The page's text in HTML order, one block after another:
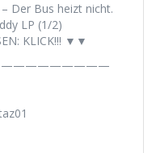
Der Bus heizt nicht.
LP (1/2)
KLICK!!! ▼▼